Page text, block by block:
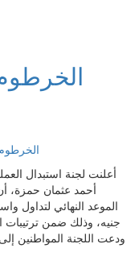
أعلنت لجنة استبدال
جنيه، وذلك ضمن ترتيبات
ودعت اللجنة المواطنين